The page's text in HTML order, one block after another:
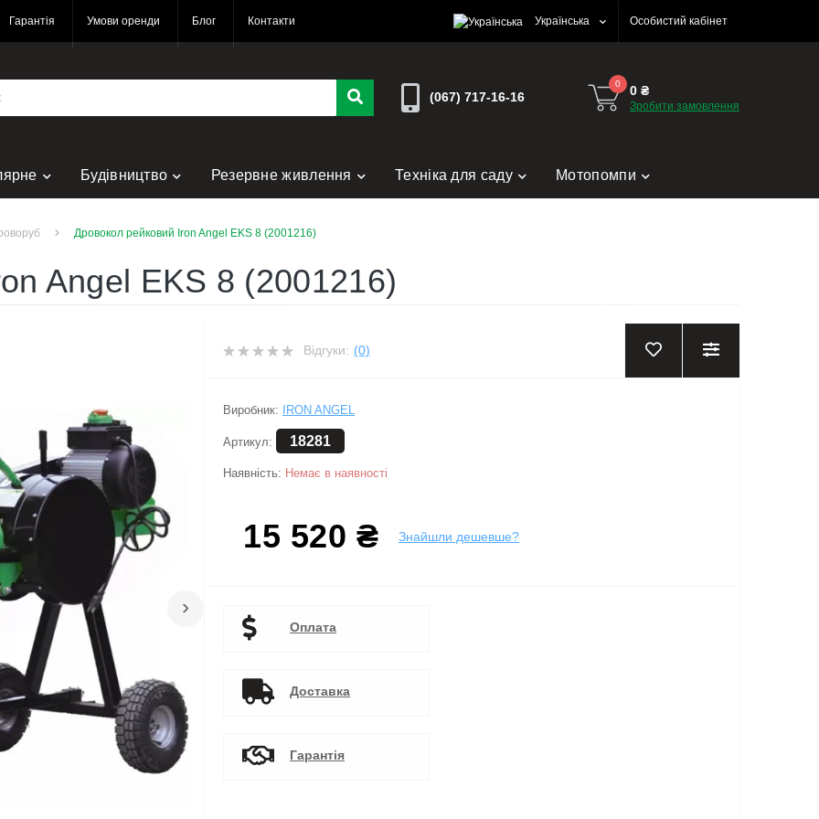
Гарантія Умови оренди Блог Контакти Українська Особистий кабінет
(067) 717-16-16
0 0 ₴
Зробити замовлення
Будівництво Резервне живлення Техніка для саду Мотопомпи
Дровокол рейковий Iron Angel EKS 8 (2001216)
Angel EKS 8 (2001216)
›
Відгуки: (0)
Виробник: IRON ANGEL
Артикул: 18281
Наявність: Немає в наявності
15 520 ₴ Знайшли дешевше?
Оплата
Доставка
Гарантія